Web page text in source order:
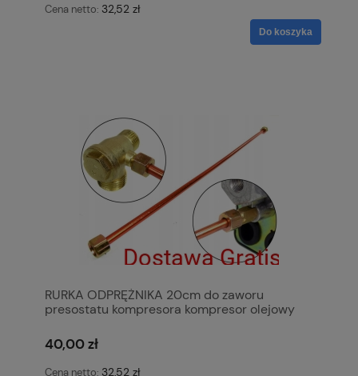
Cena netto: 32,52 zł
Do koszyka
RURKA ODPRĘŻNIKA 20cm do zaworu
presostatu kompresora kompresor olejowy
40,00 zł
Cena netto: 32,52 zł